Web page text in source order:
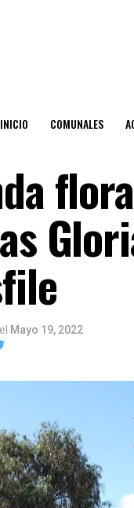
INICIO COMUNALES
el Mayo 19, 2022